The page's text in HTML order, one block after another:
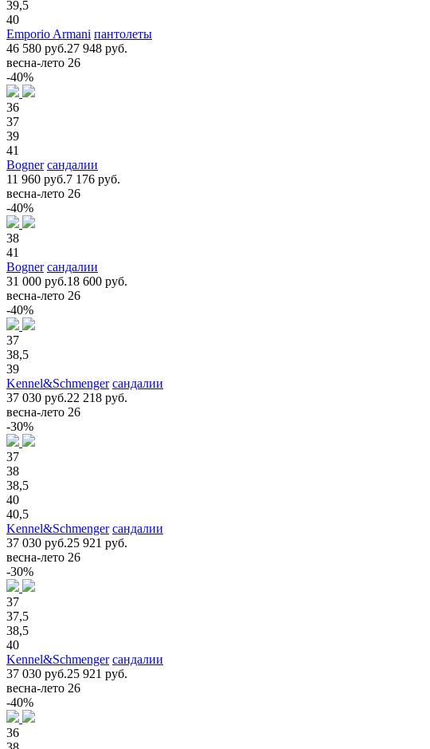
39,5
40
Emporio Armani пантолеты
46 580 руб.27 948 руб.
весна-лето 26
-40%
36
37
39
41
Bogner сандалии
11 960 руб.7 176 руб.
весна-лето 26
-40%
38
41
Bogner сандалии
31 000 руб.18 600 руб.
весна-лето 26
-40%
37
38,5
39
Kennel&Schmenger сандалии
37 030 руб.22 218 руб.
весна-лето 26
-30%
37
38
38,5
40
40,5
Kennel&Schmenger сандалии
37 030 руб.25 921 руб.
весна-лето 26
-30%
37
37,5
38,5
40
Kennel&Schmenger сандалии
37 030 руб.25 921 руб.
весна-лето 26
-40%
36